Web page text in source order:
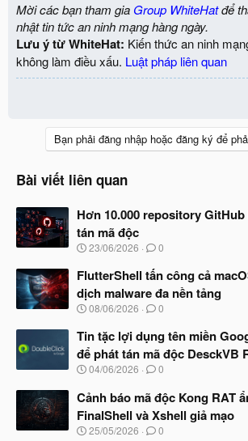
Mời các bạn tham gia Group WhiteHatđể
nhật tin tức an ninh mạng hàng ngày.
Lưu ý từ WhiteHat: Kiến thức an ninh
không làm điều xấu. Luật pháp liên quan
Bạn phải đăng nhập hoặc đăng ký để
Bài viết liên quan
Hơn 10.000 repository
tán mã độc
N
à
b
ắ
đ
ầ
u
23/06/2026 0
FlutterShell tấn công cả
dịch malware đa nền tảng
N
à
y
b
ắ
đ
ầ
u
08/06/2026 0
Tin tặc lợi dụng tên miền
để phát tán mã độc DesckVB
N
à
y
b
ắ
04/06/2026 0
Cảnh báo mã độc Kong RAT
FinalShell và Xshell giả mạo
N
25/05/2026 0